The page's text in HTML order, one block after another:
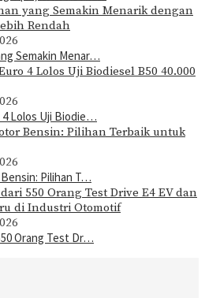
Semakin Menar…
4 Lolos Uji Biodie…
Pilihan T…
Orang Test Dr…